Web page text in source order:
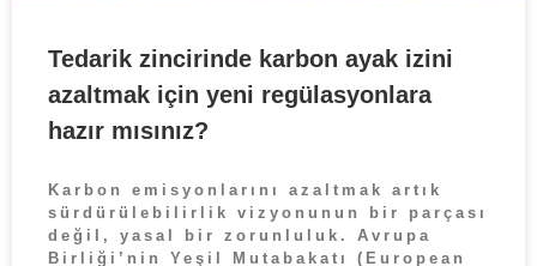
Tedarik zincirinde karbon ayak izini
azaltmak için yeni regülasyonlara
hazır mısınız?
Karbon emisyonlarını azaltmak artık
sürdürülebilirlik vizyonunun bir parçası
değil, yasal bir zorunluluk. Avrupa
Birliği’nin Yeşil Mutabakatı (European